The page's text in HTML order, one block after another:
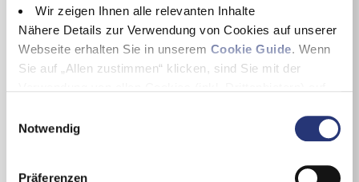
Wir zeigen Ihnen alle relevanten Inhalte
Nähere Details zur Verwendung von Cookies auf unserer
Webseite erhalten Sie in unserem Cookie Guide. Wenn
Sie auf „Allen zustimmen“ klicken, sind Sie mit der
diese Webseite auch in Zukunft zu verbessern und
Wenn Sie nur einzelne Cookies erlauben wollen, können
Notwendig
Präferenzen
Mercedes-Benz Vito
Weiß